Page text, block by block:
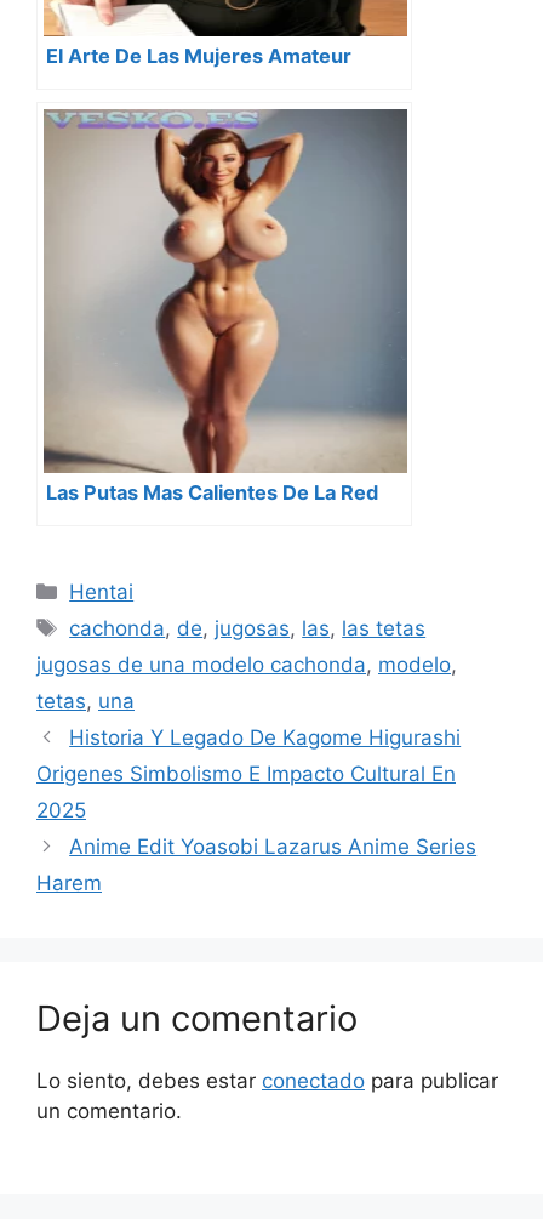
El Arte De Las Mujeres Amateur
Las Putas Mas Calientes De La Red
Categorías
Hentai
Etiquetas
cachonda, de, jugosas, las, las tetas
jugosas de una modelo cachonda, modelo,
tetas, una
Historia Y Legado De Kagome Higurashi
Origenes Simbolismo E Impacto Cultural En
2025
Anime Edit Yoasobi Lazarus Anime Series
Harem
Deja un comentario
Lo siento, debes estar conectado para publicar
un comentario.